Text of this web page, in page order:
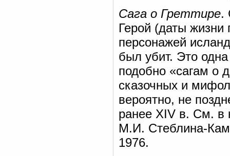
Сага о Греттире.
Герой (даты
персонажей
был убит. Это
подобно «сагам о
сказочных и
вероятно, не
ранее XIV в. См. в
М.И. Стеблина-
1976.